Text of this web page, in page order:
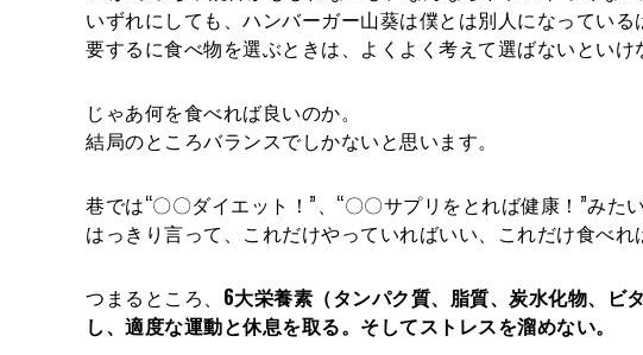
いずれにしても、ハンバーガー山葵は僕とは別人になっている
要するに食べ物を選ぶときは、よくよく考えて選ばないといけ
じゃあ何を食べれば良いのか。
結局のところバランスでしかないと思います。
巷では“〇〇ダイエット！”、“〇〇サプリをとれば健康！”みた
はっきり言って、これだけやっていればいい、これだけ食べれ
つまるところ、 6大栄養素（タンパク質、脂質、炭水化物、ビ
し、適度な運動と休息を取る。そしてストレスを溜めない。